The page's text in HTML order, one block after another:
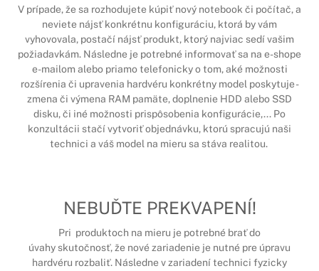
V prípade, že sa rozhodujete kúpiť nový notebook či počítač, a
neviete nájsť konkrétnu konfiguráciu, ktorá by vám
vyhovovala, postačí nájsť produkt, ktorý najviac sedí vašim
požiadavkám. Následne je potrebné informovať sa na e-shope
e-mailom alebo priamo telefonicky o tom, aké možnosti
rozšírenia či upravenia hardvéru konkrétny model poskytuje -
zmena či výmena RAM pamäte, doplnenie HDD alebo SSD
disku, či iné možnosti prispôsobenia konfigurácie,... Po
konzultácii stačí vytvoriť objednávku, ktorú spracujú naši
technici a váš model na mieru sa stáva realitou.
NEBUĎTE PREKVAPENÍ!
Pri produktoch na mieru je potrebné brať do
úvahy skutočnosť, že nové zariadenie je nutné pre úpravu
hardvéru rozbaliť. Následne v zariadení technici fyzicky